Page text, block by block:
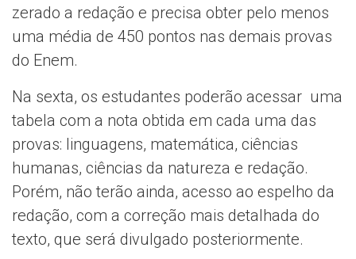
zerado a redação e precisa obter pelo menos
uma média de 450 pontos nas demais provas
do Enem.
Na sexta, os estudantes poderão acessar uma
tabela com a nota obtida em cada uma das
provas: linguagens, matemática, ciências
humanas, ciências da natureza e redação.
Porém, não terão ainda, acesso ao espelho da
redação, com a correção mais detalhada do
texto, que será divulgado posteriormente.